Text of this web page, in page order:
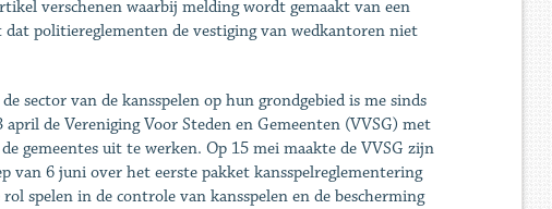
verschenen waarbij melding wordt gemaakt van een
politiereglementen de vestiging van wedkantoren niet
sector van de kansspelen op hun grondgebied is me sinds
de Vereniging Voor Steden en Gemeenten (VVSG) met
gemeentes uit te werken. Op 15 mei maakte de VVSG zijn
6 juni over het eerste pakket kansspelreglementering
spelen in de controle van kansspelen en de bescherming